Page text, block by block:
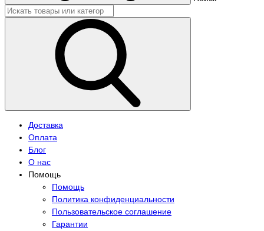
Доставка
Оплата
Блог
О нас
Помощь
Помощь
Политика конфиденциальности
Пользовательское соглашение
Гарантии